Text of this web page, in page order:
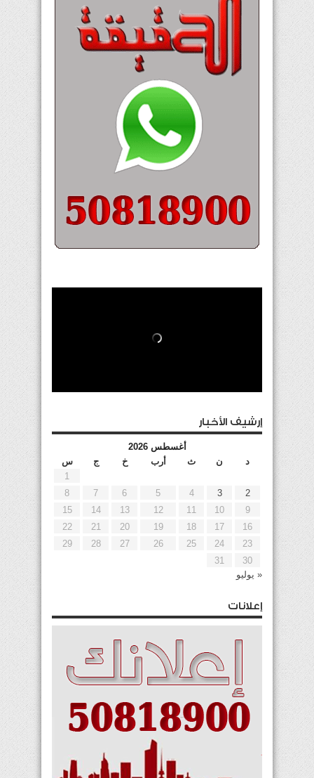
إرشيف الأخبار
أغسطس 2026
د
ن ث أرب خ ج
س
1
2
3
4
5
6
7
8
9
10
11
12
13
14
15
16
17
18
19
20
21
22
23
24
25
26
27
28
29
30
31
« يوليو
إعلانات